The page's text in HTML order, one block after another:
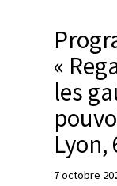
«
les
Lyon,
7 octobre